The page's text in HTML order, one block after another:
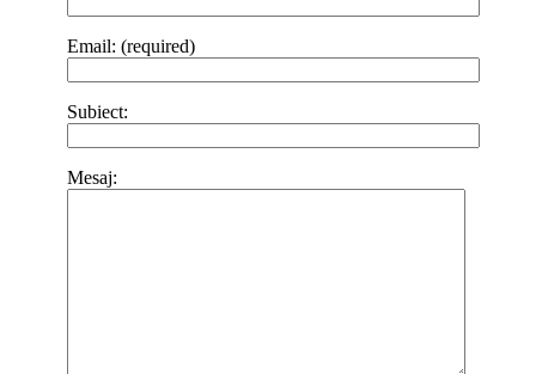
Email: (required)
Subiect:
Mesaj: